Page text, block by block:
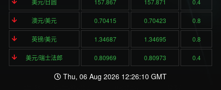
美元/日圆 157.867 157.871 0.4
澳元/美元 0.70415 0.70423 0.8
英镑/美元 1.34687 1.34695 0.8
美元/瑞士法郎 0.80969 0.80973 0.4
Thu, 06 Aug 2026 12:26:10 GMT